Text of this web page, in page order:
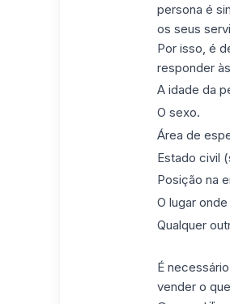
persona é
os seus
Por isso, é
responder
A idade da
O sexo.
Área de
Estado civil
Posição na
O lugar
Qualquer
É
vender o